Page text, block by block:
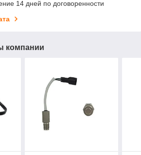
14 дней по договоренности
компании